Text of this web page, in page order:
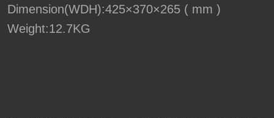
Dimension(WDH):425×370×265 ( mm )
Weight:12.7KG